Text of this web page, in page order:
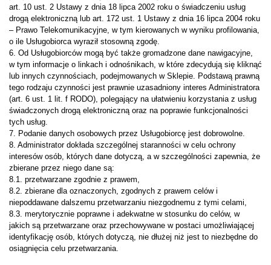
art. 10 ust. 2 Ustawy z dnia 18 lipca 2002 roku o świadczeniu usług
drogą elektroniczną lub art. 172 ust. 1 Ustawy z dnia 16 lipca 2004 roku
– Prawo Telekomunikacyjne, w tym kierowanych w wyniku profilowania,
o ile Usługobiorca wyraził stosowną zgodę.
6. Od Usługobiorców mogą być także gromadzone dane nawigacyjne,
w tym informacje o linkach i odnośnikach, w które zdecydują się kliknąć
lub innych czynnościach, podejmowanych w Sklepie. Podstawą prawną
tego rodzaju czynności jest prawnie uzasadniony interes Administratora
(art. 6 ust. 1 lit. f RODO), polegający na ułatwieniu korzystania z usług
świadczonych drogą elektroniczną oraz na poprawie funkcjonalności
tych usług.
7. Podanie danych osobowych przez Usługobiorcę jest dobrowolne.
8. Administrator dokłada szczególnej staranności w celu ochrony
interesów osób, których dane dotyczą, a w szczególności zapewnia, że
zbierane przez niego dane są:
8.1. przetwarzane zgodnie z prawem,
8.2. zbierane dla oznaczonych, zgodnych z prawem celów i
niepoddawane dalszemu przetwarzaniu niezgodnemu z tymi celami,
8.3. merytorycznie poprawne i adekwatne w stosunku do celów, w
jakich są przetwarzane oraz przechowywane w postaci umożliwiającej
identyfikację osób, których dotyczą, nie dłużej niż jest to niezbędne do
osiągnięcia celu przetwarzania.